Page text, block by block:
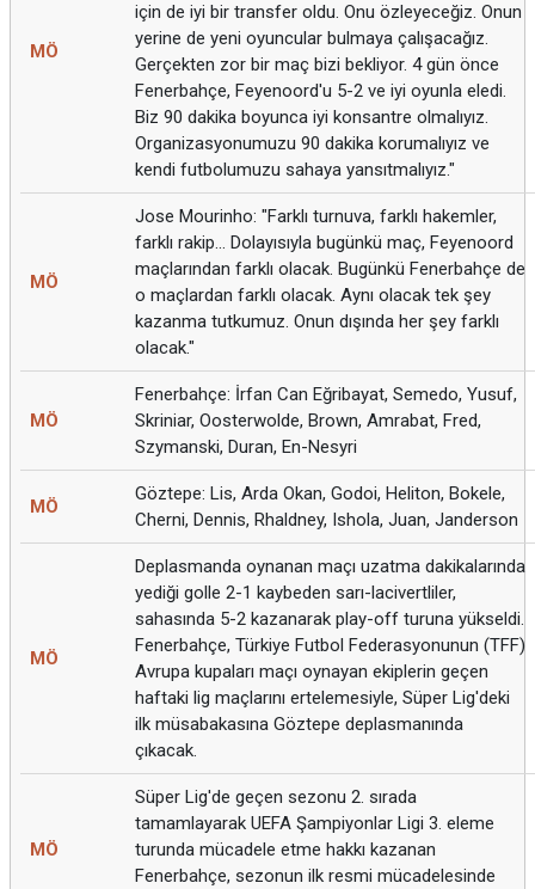
MÖ
için de iyi bir transfer oldu. Onu özleyeceğiz. Onun
yerine de yeni oyuncular bulmaya çalışacağız.
Gerçekten zor bir maç bizi bekliyor. 4 gün önce
Fenerbahçe, Feyenoord'u 5-2 ve iyi oyunla eledi.
Biz 90 dakika boyunca iyi konsantre olmalıyız.
Organizasyonumuzu 90 dakika korumalıyız ve
kendi futbolumuzu sahaya yansıtmalıyız."
MÖ
Jose Mourinho: "Farklı turnuva, farklı hakemler,
farklı rakip... Dolayısıyla bugünkü maç, Feyenoord
maçlarından farklı olacak. Bugünkü Fenerbahçe de
o maçlardan farklı olacak. Aynı olacak tek şey
kazanma tutkumuz. Onun dışında her şey farklı
olacak."
MÖ
Fenerbahçe: İrfan Can Eğribayat, Semedo, Yusuf,
Skriniar, Oosterwolde, Brown, Amrabat, Fred,
Szymanski, Duran, En-Nesyri
MÖ
Göztepe: Lis, Arda Okan, Godoi, Heliton, Bokele,
Cherni, Dennis, Rhaldney, Ishola, Juan, Janderson
MÖ
Deplasmanda oynanan maçı uzatma dakikalarında
yediği golle 2-1 kaybeden sarı-lacivertliler,
sahasında 5-2 kazanarak play-off turuna yükseldi.
Fenerbahçe, Türkiye Futbol Federasyonunun (TFF)
Avrupa kupaları maçı oynayan ekiplerin geçen
haftaki lig maçlarını ertelemesiyle, Süper Lig'deki
ilk müsabakasına Göztepe deplasmanında
çıkacak.
MÖ
Süper Lig'de geçen sezonu 2. sırada
tamamlayarak UEFA Şampiyonlar Ligi 3. eleme
turunda mücadele etme hakkı kazanan
Fenerbahçe, sezonun ilk resmi mücadelesinde